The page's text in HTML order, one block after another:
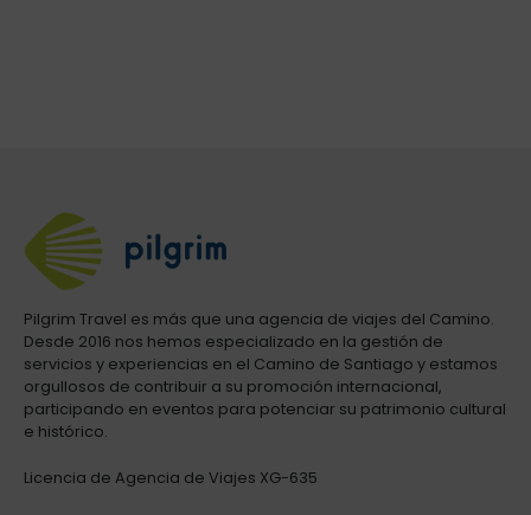
Pilgrim Travel es más que una agencia de viajes del Camino.
Desde 2016 nos hemos especializado en la gestión de
servicios y experiencias en el Camino de Santiago y estamos
orgullosos de contribuir a su promoción internacional,
participando en eventos para potenciar su patrimonio cultural
e histórico.
Licencia de Agencia de Viajes XG-635